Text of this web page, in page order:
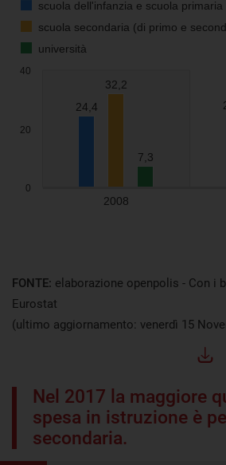
FONTE: elaborazione openpolis - Con i
Eurostat
(ultimo aggiornamento: venerdì 15
Nel 2017 la maggiore
spesa in istruzione è
secondaria.